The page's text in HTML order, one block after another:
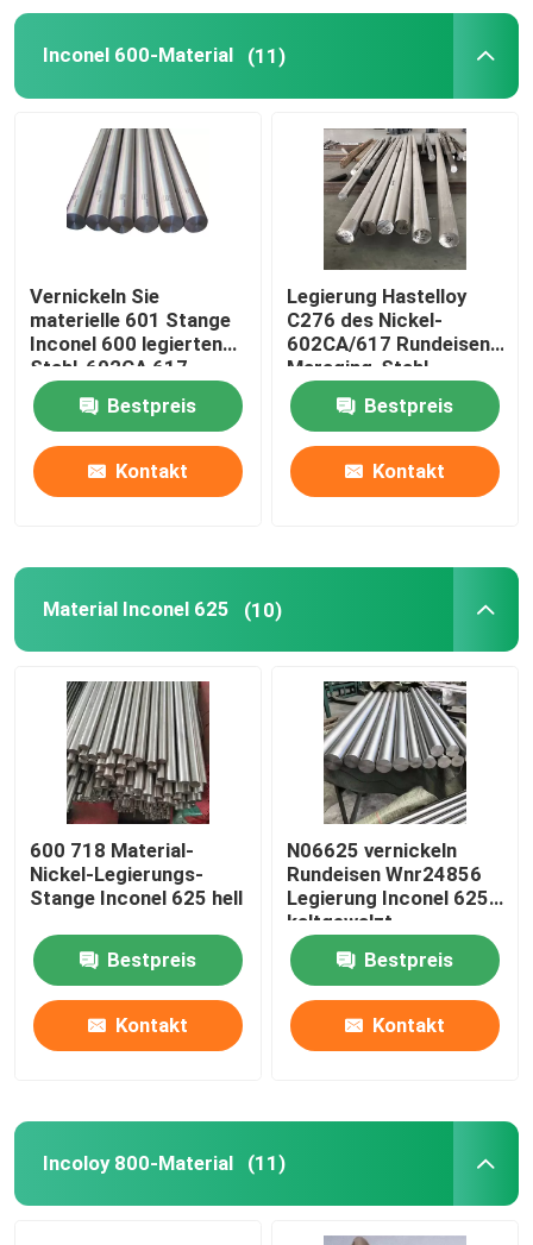
Nickel-legierter Stahl
Monel-Legierung 400
Monel-Legierung K500
T-Griff-Verriegelung
Robustes Riemenscharnier
Inconel 600-Material (11)
Vernickeln Sie
materielle 601 Stange
Inconel 600 legierten
Stahl-602CA 617
Etc.600 30 C276
Bestpreis
Kontakt
Legierung Hastelloy
C276 des Nickel-
602CA/617 Rundeisen
Maraging-Stahl-
Material Inconel
600/601Bestpreis
Kontakt
Material Inconel 625 (10)
600 718 Material-
Nickel-Legierungs-
Stange Inconel 625 hell
Bestpreis
Kontakt
N06625 vernickeln
Rundeisen Wnr24856
Legierung Inconel 625
kaltgewalzt
Bestpreis
Kontakt
Incoloy 800-Material (11)